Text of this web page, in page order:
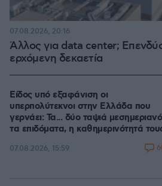
Άλλος για data center;
ερχόμενη δεκαετία
07.08.2026, 20:16
Είδος υπό εξαφάνιση οι
υπερπολύτεκνοι στην Ελλάδα που
γερνάει: Τα... δύο ταψιά
τα επιδόματα, η καθημερινότητά
07.08.2026, 15:59